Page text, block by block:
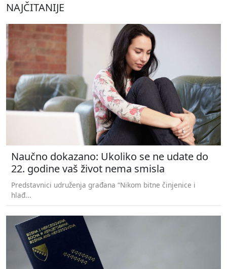
NAJČITANIJE
Naučno dokazano: Ukoliko se ne udate do
22. godine vaš život nema smisla
Predstavnici udruženja građana “Nikom bitne činjenice i
hlađ...